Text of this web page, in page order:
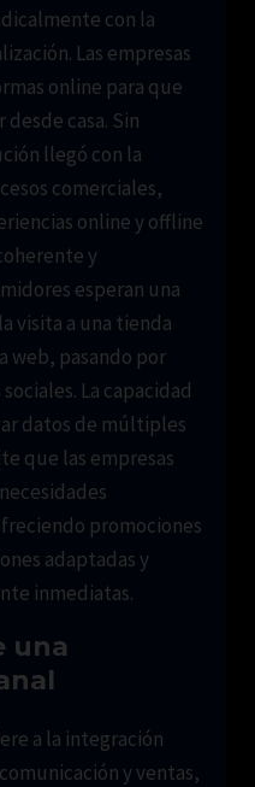
con la
Las empresas
online para que
casa. Sin
llegó con la
comerciales,
online y offline
y
esperan una
visita a una tienda
web, pasando por
La capacidad
datos de múltiples
que las empresas
promociones
adaptadas y
inmediatas.
una
a la integración
y ventas,